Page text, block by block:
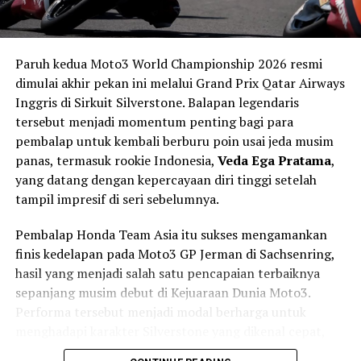
Dengan harga sekitar
Rp 26,3 jutaan
Suzuki Gixxer SF
2026jadi pilihan menarik bagi mereka yang ingin motor
terjangkau.
Kini, pertanyaannya tinggal satu:
Apakah Gixxer SF 2026 akan jadi pengganti Suzuki
GSX-R150 di Indonesia?
Kalau iya, siap-siap — perang motor sport 150cc bakal
makin seru!
MEDIA OTOMOTIF INDONESIA
MOTOR
NGASPAL TV
SUZUKI
UP NEXT
Morbidelli Days China 2025: Kebangkitan DNA Italia di
Tanah Inovasi Tiongkok
Honda Monkey Bobby Banana Edition 2025: Si “Monyet
Paruh kedua Moto3 World Championship 2026 resmi
dimulai akhir pekan ini melalui Grand Prix Qatar Airways
Inggris di Sirkuit Silverstone. Balapan legendaris
tersebut menjadi momentum penting bagi para
pembalap untuk kembali berburu poin usai jeda musim
panas, termasuk rookie Indonesia, Veda Ega Pratama,
yang datang dengan kepercayaan diri tinggi setelah
tampil impresif di seri sebelumnya.
Pembalap Honda Team Asia itu sukses mengamankan
finis kedelapan pada Moto3 GP Jerman di Sachsenring,
hasil yang menjadi salah satu pencapaian terbaiknya
sepanjang musim debut di Kejuaraan Dunia Moto3.
Performa tersebut menjadi modal berharga untuk
mengalir (flowing), dan memiliki cuaca yang sulit